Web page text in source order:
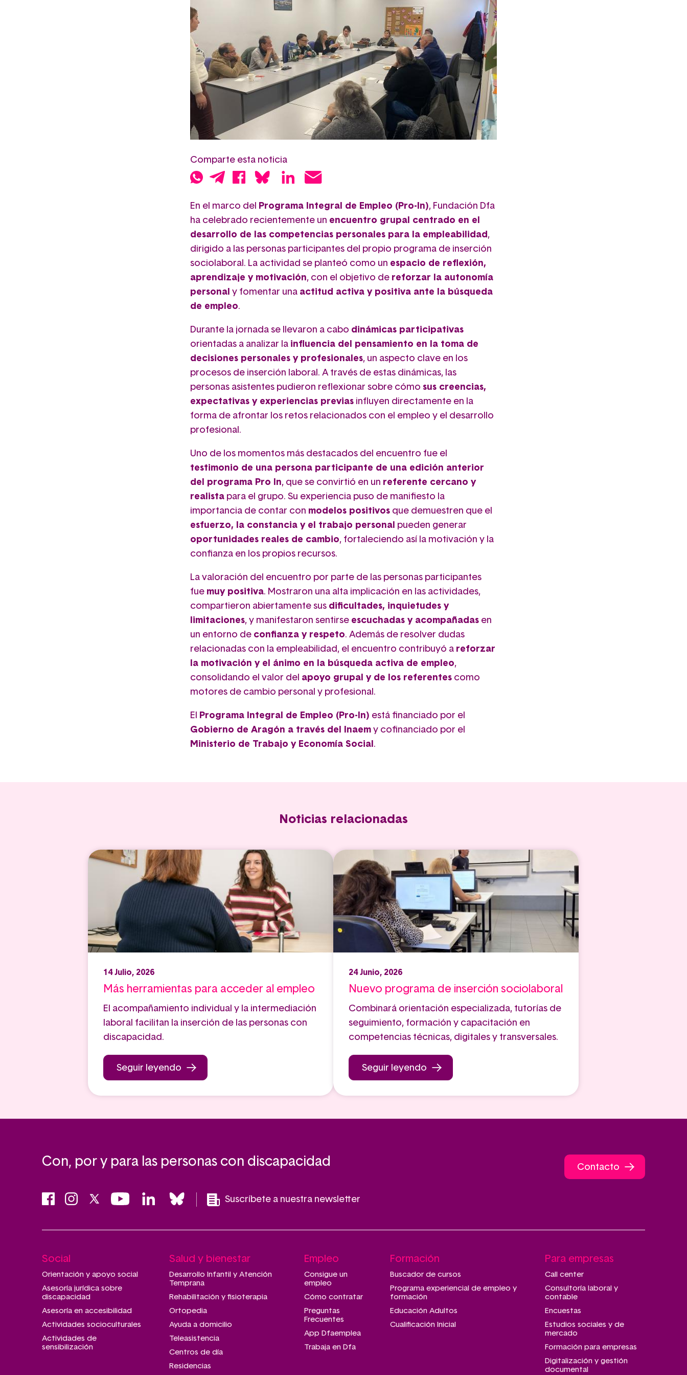
Comparte esta noticia
En el marco del Programa Integral de Empleo (Pro-In), Fundación Dfa
ha celebrado recientemente un encuentro grupal centrado en el
desarrollo de las competencias personales para la empleabilidad ,
dirigido a las personas participantes del propio programa de inserción
sociolaboral. La actividad se planteó como un espacio de reflexión,
aprendizaje y motivación, con el objetivo de reforzar la autonomía
personal y fomentar una actitud activa y positiva ante la búsqueda
de empleo.
Durante la jornada se llevaron a cabo dinámicas participativas
orientadas a analizar la influencia del pensamiento en la toma de
decisiones personales y profesionales, un aspecto clave en los
procesos de inserción laboral. A través de estas dinámicas, las
personas asistentes pudieron reflexionar sobre cómo sus creencias,
expectativas y experiencias previas influyen directamente en la
forma de afrontar los retos relacionados con el empleo y el desarrollo
profesional.
Uno de los momentos más destacados del encuentro fue el
testimonio de una persona participante de una edición anterior
del programa Pro In, que se convirtió en un referente cercano y
realista para el grupo. Su experiencia puso de manifiesto la
importancia de contar con modelos positivos que demuestren que el
esfuerzo, la constancia y el trabajo personal pueden generar
oportunidades reales de cambio, fortaleciendo así la motivación y la
confianza en los propios recursos.
La valoración del encuentro por parte de las personas participantes
fue muy positiva. Mostraron una alta implicación en las actividades,
compartieron abiertamente sus dificultades, inquietudes y
limitaciones, y manifestaron sentirse escuchadas y acompañadas en
un entorno de confianza y respeto. Además de resolver dudas
relacionadas con la empleabilidad, el encuentro contribuyó a reforzar
la motivación y el ánimo en la búsqueda activa de empleo,
consolidando el valor del apoyo grupal y de los referentes como
motores de cambio personal y profesional.
El Programa Integral de Empleo (Pro-In) está financiado por el
Gobierno de Aragón a través del Inaem y cofinanciado por el
Ministerio de Trabajo y Economía Social .
Noticias relacionadas
14 Julio, 2026
Más herramientas para acceder al empleo
El acompañamiento individual y la intermediación
laboral facilitan la inserción de las personas con
discapacidad.
Seguir leyendo
24 Junio, 2026
Nuevo programa de inserción sociolaboral
Combinará orientación especializada, tutorías de
seguimiento, formación y capacitación en
competencias técnicas, digitales y transversales.
Seguir leyendo
Con, por y para las personas con discapacidad Contacto
Suscríbete a nuestra newsletter
Main
navigation
Social
Orientación y apoyo social
Asesoría jurídica sobre
discapacidad
Asesoría en accesibilidad
Actividades socioculturales
Actividades de
sensibilización
Salud y bienestar
Desarrollo Infantil y Atención
Temprana
Rehabilitación y fisioterapia
Ortopedia
Ayuda a domicilio
Teleasistencia
Centros de día
Residencias
Empleo
Consigue un
empleo
Cómo contratar
Preguntas
Frecuentes
App Dfaemplea
Trabaja en Dfa
Formación
Buscador de cursos
Programa experiencial de empleo y
formación
Educación Adultos
Cualificación Inicial
Para empresas
Call center
Consultoría laboral y
contable
Encuestas
Estudios sociales y de
mercado
Formación para empresas
Digitalización y gestión
documental